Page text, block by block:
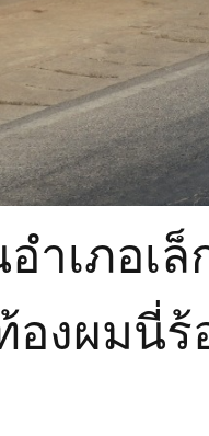
อำเภอเ
องผมนี่